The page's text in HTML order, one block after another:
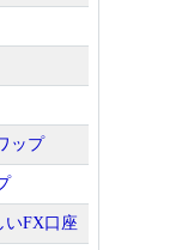
ップ
いFX口座